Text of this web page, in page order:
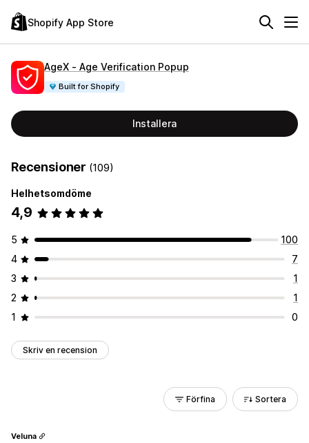
Shopify App Store
AgeX ‑ Age Verification Popup
Built for Shopify
Installera
Recensioner (109)
Helhetsomdöme
4,9
5
100
4
7
3
1
2
1
1
0
Skriv en recension
Förfina Sortera
Veluna